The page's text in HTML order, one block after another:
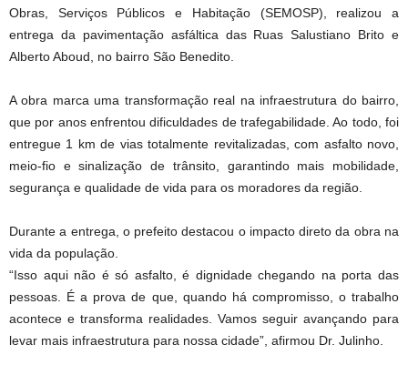
Obras, Serviços Públicos e Habitação (SEMOSP), realizou a
entrega da pavimentação asfáltica das Ruas Salustiano Brito e
Alberto Aboud, no bairro São Benedito.
A obra marca uma transformação real na infraestrutura do bairro,
que por anos enfrentou dificuldades de trafegabilidade. Ao todo, foi
entregue 1 km de vias totalmente revitalizadas, com asfalto novo,
meio-fio e sinalização de trânsito, garantindo mais mobilidade,
segurança e qualidade de vida para os moradores da região.
Durante a entrega, o prefeito destacou o impacto direto da obra na
vida da população.
“Isso aqui não é só asfalto, é dignidade chegando na porta das
pessoas. É a prova de que, quando há compromisso, o trabalho
acontece e transforma realidades. Vamos seguir avançando para
levar mais infraestrutura para nossa cidade”, afirmou Dr. Julinho.